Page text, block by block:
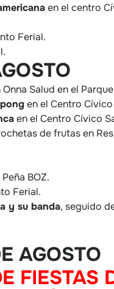
en el centro
Ferial.
Salud en el
en el Centro
en el Centro Cívico
de frutas en
BOZ.
Ferial.
y su banda, seguido
AGOSTO
FIESTAS